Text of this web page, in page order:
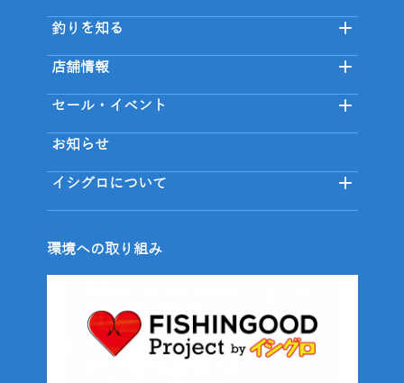
釣りを知る
店舗情報
セール・イベント
お知らせ
イシグロについて
環境への取り組み